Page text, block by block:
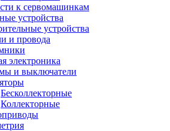
к сервомашинкам
устройства
устройства
и провода
электроника
и выключатели
Бесколлекторные
Коллекторные